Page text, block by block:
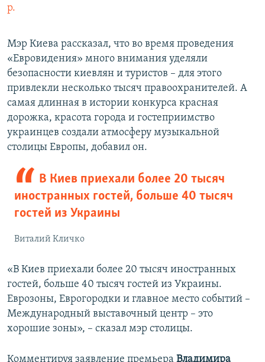
р.
Мэр Киева рассказал, что во время проведения
«Евровидения» много внимания уделяли
безопасности киевлян и туристов – для этого
привлекли несколько тысяч правоохранителей. А
самая длинная в истории конкурса красная
дорожка, красота города и гостеприимство
украинцев создали атмосферу музыкальной
столицы Европы, добавил он.
В Киев приехали более 20 тысяч
иностранных гостей, больше 40 тысяч
гостей из Украины
Виталий Кличко
«В Киев приехали более 20 тысяч иностранных
гостей, больше 40 тысяч гостей из Украины.
Еврозоны, Еврогородки и главное место событий –
Международный выставочный центр – это
хорошие зоны», – сказал мэр столицы.
Комментируя заявление премьера Владимира